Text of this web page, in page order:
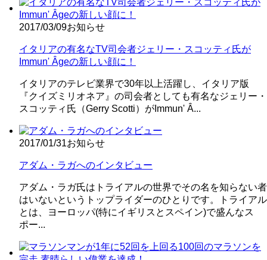
2017/03/09お知らせ
イタリアの有名なTV司会者ジェリー・スコッティ氏が
Immun' Âgeの新しい顔に！
イタリアのテレビ業界で30年以上活躍し、イタリア版
『クイズミリオネア』の司会者としても有名なジェリー・
スコッティ氏（Gerry Scotti）がImmun' Â...
2017/01/31お知らせ
アダム・ラガへのインタビュー
アダム・ラガ氏はトライアルの世界でその名を知らない者
はいないというトップライダーのひとりです。トライアル
とは、ヨーロッパ(特にイギリスとスペイン)で盛んなス
ポー...